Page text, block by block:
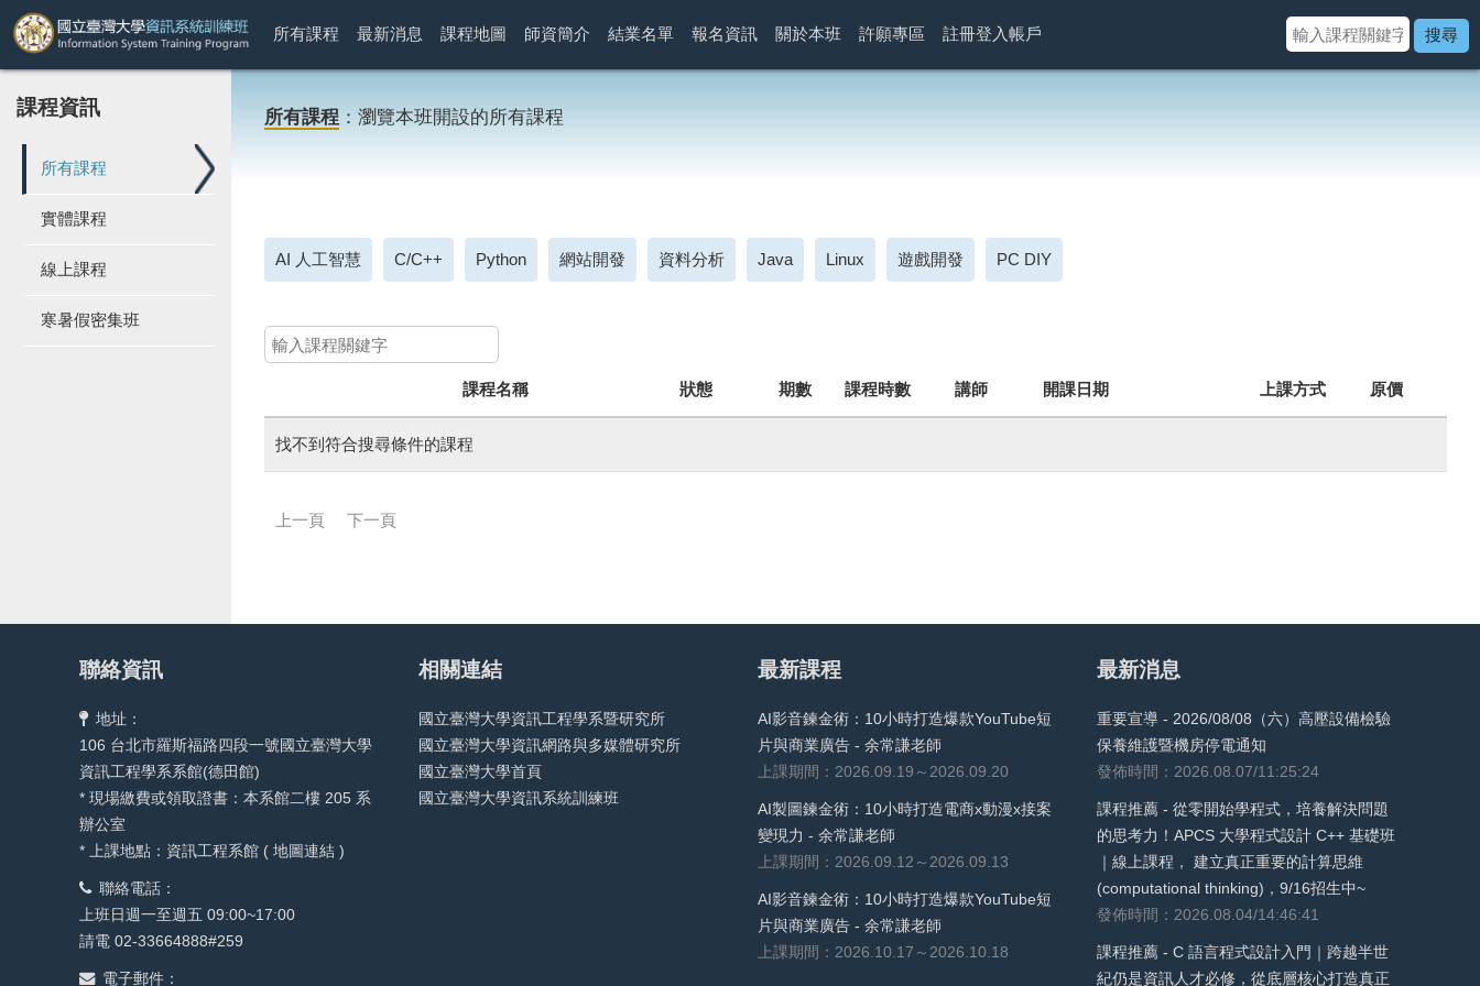
所有課程 最新消息 課程地圖 師資簡介 結業名單 報名資訊 關於本班 許願專區 註冊登入帳戶 搜尋
課程資訊
所有課程
實體課程
線上課程
寒暑假密集班
所有課程 ：瀏覽本班開設的所有課程
AI 人工智慧 C/C++ Python 網站開發 資料分析 Java Linux 遊戲開發 PC DIY
課程名稱 狀態 期數 課程時數 講師 開課日期 上課方式 原價
找不到符合搜尋條件的課程
上一頁 下一頁
聯絡資訊
地址：
106 台北市羅斯福路四段一號國立臺灣大學
資訊工程學系系館(德田館)
* 現場繳費或領取證書：本系館二樓 205 系
辦公室
* 上課地點：資訊工程系館 ( 地圖連結 )
聯絡電話：
上班日週一至週五 09:00~17:00
請電 02-33664888#259
電子郵件：
相關連結
國立臺灣大學資訊工程學系暨研究所
國立臺灣大學資訊網路與多媒體研究所
國立臺灣大學首頁
國立臺灣大學資訊系統訓練班
最新課程
AI影音鍊金術：10小時打造爆款YouTube短
片與商業廣告 - 余常謙老師
上課期間：2026.09.19～2026.09.20
AI製圖鍊金術：10小時打造電商x動漫x接案
變現力 - 余常謙老師
上課期間：2026.09.12～2026.09.13
AI影音鍊金術：10小時打造爆款YouTube短
片與商業廣告 - 余常謙老師
上課期間：2026.10.17～2026.10.18
最新消息
重要宣導 - 2026/08/08（六）高壓設備檢驗
保養維護暨機房停電通知
發佈時間：2026.08.07/11:25:24
課程推薦 - 從零開始學程式，培養解決問題
的思考力！APCS 大學程式設計 C++ 基礎班
｜線上課程， 建立真正重要的計算思維
(computational thinking)，9/16招生中~
發佈時間：2026.08.04/14:46:41
課程推薦 - C 語言程式設計入門｜跨越半世
紀仍是資訊人才必修，從底層核心打造真正